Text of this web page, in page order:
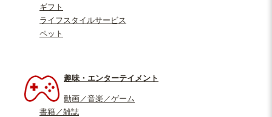
ギフト
ライフスタイルサービス
ペット
趣味・エンターテイメント
動画／音楽／ゲーム
書籍／雑誌